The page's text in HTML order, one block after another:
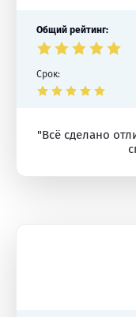
Общий рейтинг:
Срок:
"Всё сделано